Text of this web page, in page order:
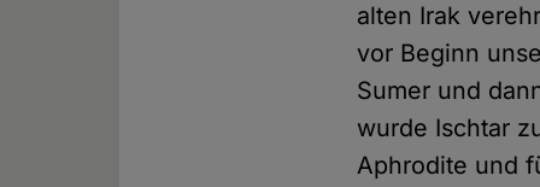
alten Irak
vor Beginn
Sumer und
wurde Ischtar
Aphrodite und